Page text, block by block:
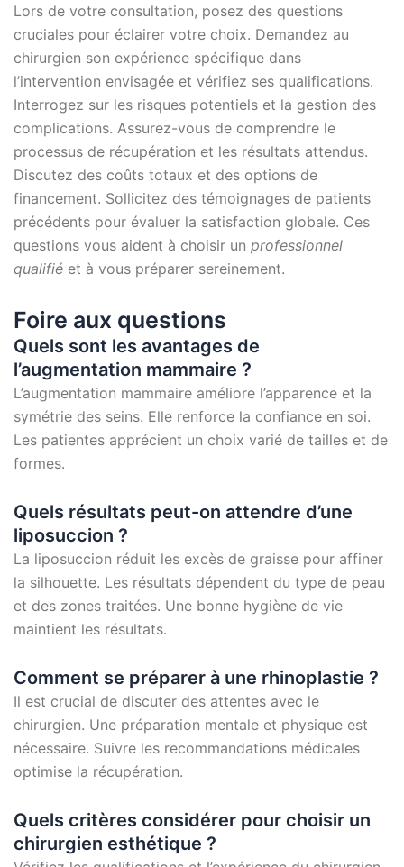
Lors de votre consultation, posez des questions
cruciales pour éclairer votre choix. Demandez au
chirurgien son expérience spécifique dans
l’intervention envisagée et vérifiez ses qualifications.
Interrogez sur les risques potentiels et la gestion des
complications. Assurez-vous de comprendre le
processus de récupération et les résultats attendus.
Discutez des coûts totaux et des options de
financement. Sollicitez des témoignages de patients
précédents pour évaluer la satisfaction globale. Ces
questions vous aident à choisir un professionnel
qualifiéet à vous préparer sereinement.
Foire aux questions
Quels sont les avantages de
l’augmentation mammaire ?
L’augmentation mammaire améliore l’apparence et la
symétrie des seins. Elle renforce la confiance en soi.
Les patientes apprécient un choix varié de tailles et de
formes.
Quels résultats peut-on attendre d’une
liposuccion ?
La liposuccion réduit les excès de graisse pour affiner
la silhouette. Les résultats dépendent du type de peau
et des zones traitées. Une bonne hygiène de vie
maintient les résultats.
Comment se préparer à une rhinoplastie ?
Il est crucial de discuter des attentes avec le
chirurgien. Une préparation mentale et physique est
nécessaire. Suivre les recommandations médicales
optimise la récupération.
Quels critères considérer pour choisir un
chirurgien esthétique ?